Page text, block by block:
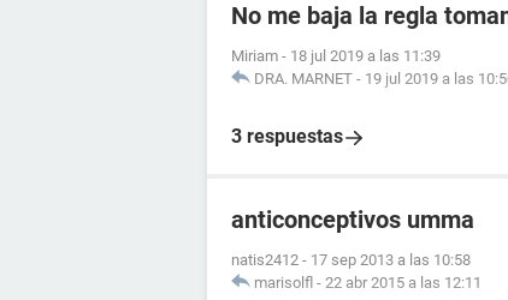
No me baja la regla
Miriam - 18 jul 2019 a las 11:39
DRA. MARNET - 19 jul 2019 a las
3 respuestas
anticonceptivos umma
natis2412 - 17 sep 2013 a las 10:58
marisolfl - 22 abr 2015 a las 12:11